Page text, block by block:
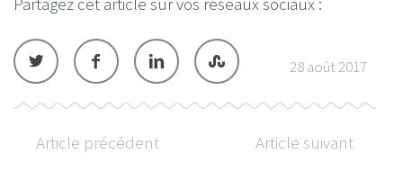
28 août 2017
Article précédent Article suivant